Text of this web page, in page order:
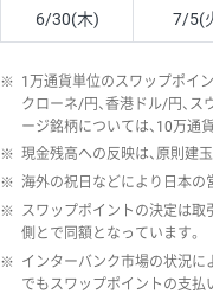
6/30(木) 7/5(
※ 1万通貨単位のスワップポイ
クローネ/円、香港ドル/円、
ージ銘柄については、10万通
※ 現金残高への反映は、原則建
※ 海外の祝日などにより日本の
※ スワップポイントの決定は取
側とで同額となっています。
※ インターバンク市場の状況に
でもスワップポイントの支払